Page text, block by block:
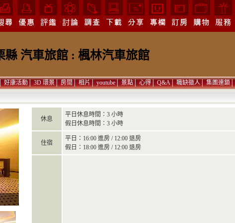
縣 汽車旅館 : 楓林汽車旅館
好康活動│3D 環景│房間│相片│youtube│景點│心得│Q&A│職缺徵人│集團連鎖│
休息
平日休息時間：3 小時
假日休息時間：3 小時
住宿
平日：16:00 進房 / 12:00 退房
假日：18:00 進房 / 12:00 退房